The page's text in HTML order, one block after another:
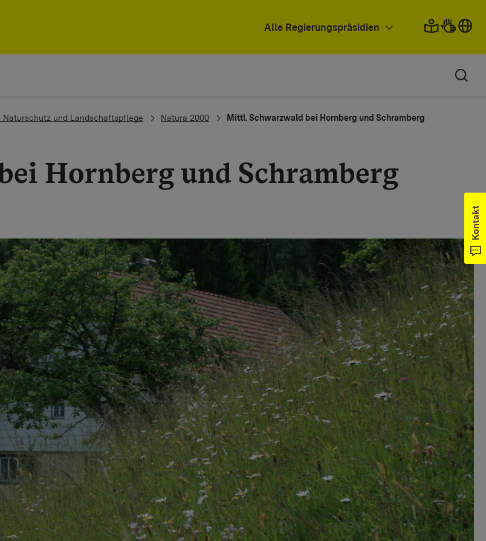
Alle Regierungspräsidien
Naturschutz und Landschaftspflege Natura 2000 Mittl. Schwarzwald bei Hornberg und Schramberg
Hornberg und Schramberg
Kontakt